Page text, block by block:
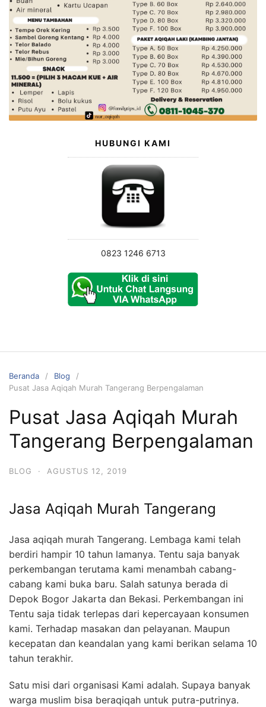
HUBUNGI KAMI
0823 1246 6713
Beranda
Blog
Pusat Jasa Aqiqah Murah Tangerang Berpengalaman
Pusat Jasa Aqiqah Murah
Tangerang Berpengalaman
BLOG · AGUSTUS 12, 2019
Jasa Aqiqah Murah Tangerang
Jasa aqiqah murah Tangerang. Lembaga kami telah
berdiri hampir 10 tahun lamanya. Tentu saja banyak
perkembangan terutama kami menambah cabang-
cabang kami buka baru. Salah satunya berada di
Depok Bogor Jakarta dan Bekasi. Perkembangan ini
Tentu saja tidak terlepas dari kepercayaan konsumen
kami. Terhadap masakan dan pelayanan. Maupun
kecepatan dan keandalan yang kami berikan selama 10
tahun terakhir.
Satu misi dari organisasi Kami adalah. Supaya banyak
warga muslim bisa beraqiqah untuk putra-putrinya.